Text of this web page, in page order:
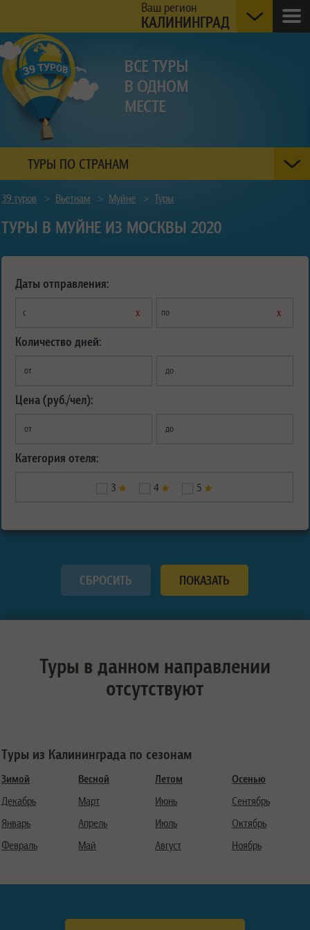
Ваш регион
КАЛИНИНГРАД
ТУРЫ ПО СТРАНАМ
39 туров > Вьетнам > Муйне > Туры
ТУРЫ В МУЙНЕ ИЗ МОСКВЫ 2020
Даты отправления:
с х по х
Количество дней:
от до
Цена (руб./чел):
от до
Категория отеля:
3 4 5
Туры в данном направлении
отсутствуют
Туры из Калининграда по сезонам
Зимой
Декабрь
Январь
Февраль
Весной
Март
Апрель
Май
Летом
Июнь
Июль
Август
Осенью
Сентябрь
Октябрь
Ноябрь